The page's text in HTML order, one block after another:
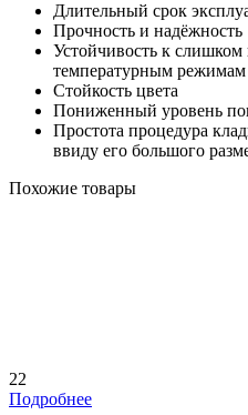
Длительный срок
Прочность и надёжность
Устойчивость к
температурным режимам
Стойкость цвета
Пониженный уровень
Простота процедура
ввиду его большого
Похожие товары
22
Подробнее